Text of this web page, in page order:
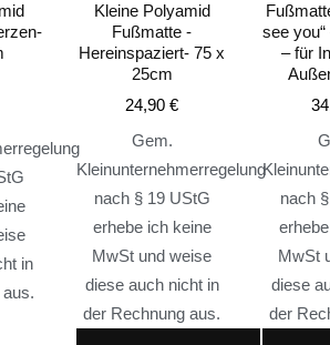
in
Kleine Polyamid
Fußmatte -
Hereinspaziert- 75 x
25cm
24,90€
Gem.
Kleinunternehmerregelung
nach § 19 UStG
erhebe ich keine
MwSt und weise
diese auch nicht in
der Rechnung aus.
see
– für
nach
MwSt
diese
der